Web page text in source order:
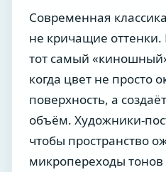
Современная
не кричащие
тот самый
когда цвет не просто
поверхность, а
объём. Художники-
чтобы пространство
микропереходы